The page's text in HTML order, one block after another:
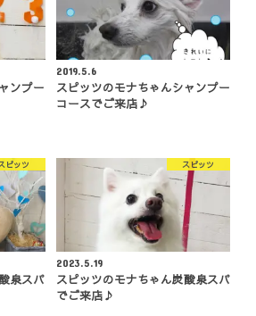
ンプー
2019.5.6
スピッツのモナちゃんシャンプー
コースでご来店♪
ピッツ
泉スパ
スピッツ
2023.5.19
スピッツのモナちゃん炭酸泉スパ
でご来店♪